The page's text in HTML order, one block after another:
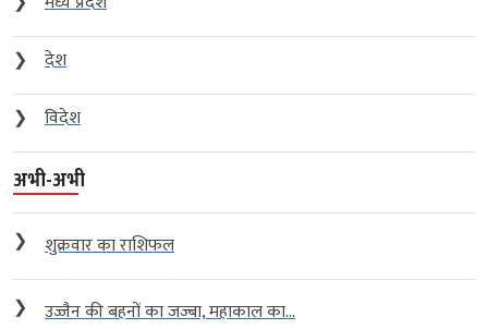
❯
देश
❯
विदेश
अभी-अभी
❯ शुक्रवार का राशिफल
❯ उज्जैन की बहनों का जज्बा, महाकाल का...